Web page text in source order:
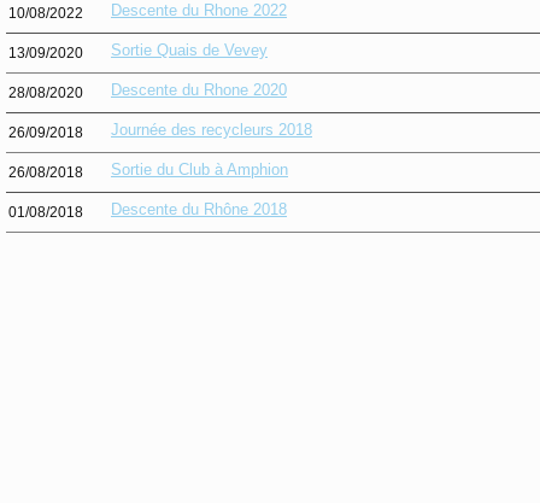
10/08/2022 Descente du Rhone 2022
13/09/2020 Sortie Quais de Vevey
28/08/2020 Descente du Rhone 2020
26/09/2018 Journée des recycleurs 2018
26/08/2018 Sortie du Club à Amphion
01/08/2018 Descente du Rhône 2018